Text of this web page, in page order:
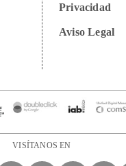
Privacidad
Aviso Legal
VISÍTANOS EN